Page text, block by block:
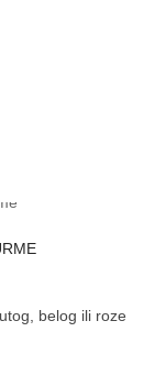
belog ili roze